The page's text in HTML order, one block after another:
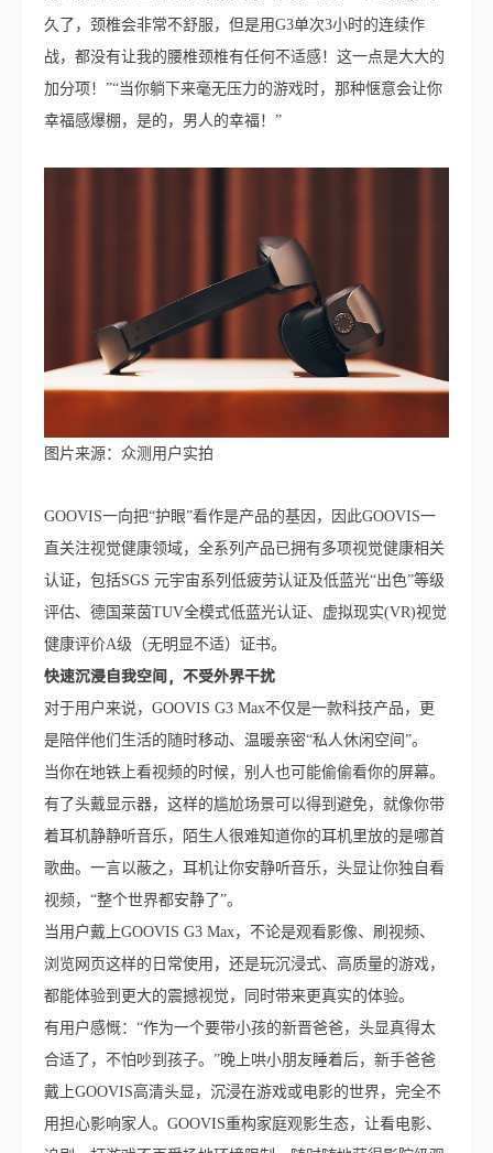
久了，颈椎会非常不舒服，但是用G3单次3小时的连续作
战，都没有让我的腰椎颈椎有任何不适感！这一点是大大的
加分项！”“当你躺下来毫无压力的游戏时，那种惬意会让你
幸福感爆棚，是的，男人的幸福！”
图片来源：众测用户实拍
GOOVIS一向把“护眼”看作是产品的基因，因此GOOVIS一
直关注视觉健康领域，全系列产品已拥有多项视觉健康相关
认证，包括SGS 元宇宙系列低疲劳认证及低蓝光“出色”等级
评估、德国莱茵TUV全模式低蓝光认证、虚拟现实(VR)视觉
健康评价A级（无明显不适）证书。
快速沉浸自我空间，不受外界干扰
对于用户来说，GOOVIS G3 Max不仅是一款科技产品，更
是陪伴他们生活的随时移动、温暖亲密“私人休闲空间”。
当你在地铁上看视频的时候，别人也可能偷偷看你的屏幕。
有了头戴显示器，这样的尴尬场景可以得到避免，就像你带
着耳机静静听音乐，陌生人很难知道你的耳机里放的是哪首
歌曲。一言以蔽之，耳机让你安静听音乐，头显让你独自看
视频，“整个世界都安静了”。
当用户戴上GOOVIS G3 Max，不论是观看影像、刷视频、
浏览网页这样的日常使用，还是玩沉浸式、高质量的游戏，
都能体验到更大的震撼视觉，同时带来更真实的体验。
有用户感慨：“作为一个要带小孩的新晋爸爸，头显真得太
合适了，不怕吵到孩子。”晚上哄小朋友睡着后，新手爸爸
戴上GOOVIS高清头显，沉浸在游戏或电影的世界，完全不
用担心影响家人。GOOVIS重构家庭观影生态，让看电影、